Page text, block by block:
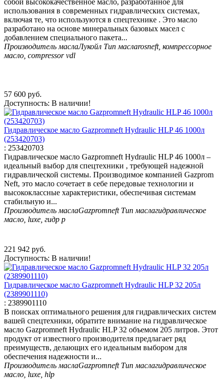
использования в современных гидравлических системах,
включая те, что используются в спецтехнике . Это масло
разработано на основе минеральных базовых масел с
добавлением специального пакета...
Производитель маслаЛукойл Тип маслаrosneft, компрессорное
масло, compressor vdl
57 600 руб.
Доступность: В наличии!
Гидравлическое масло Gazpromneft Hydraulic HLP 46 1000л
(253420703)
: 253420703
Гидравлическое масло Gazpromneft Hydraulic HLP 46 1000л –
идеальный выбор для спецтехники , требующей надежной
гидравлической системы. Производимое компанией Gazprom
Neft, это масло сочетает в себе передовые технологии и
высококлассные характеристики, обеспечивая системам
стабильную и...
Производитель маслаGazpromneft Тип маслагидравлическое
масло, luxe, гидр р
221 942 руб.
Доступность: В наличии!
Гидравлическое масло Gazpromneft Hydraulic HLP 32 205л
(2389901110)
: 2389901110
В поисках оптимального решения для гидравлических систем
вашей спецтехники, обратите внимание на гидравлическое
масло Gazpromneft Hydraulic HLP 32 объемом 205 литров. Этот
продукт от известного производителя предлагает ряд
преимуществ, делающих его идеальным выбором для
обеспечения надежности и...
Производитель маслаGazpromneft Тип маслагидравлическое
масло, luxe, hlp